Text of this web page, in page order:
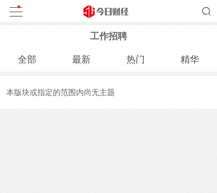
工作招聘
全部 最新 热门 精华
本版块或指定的范围内尚无主题